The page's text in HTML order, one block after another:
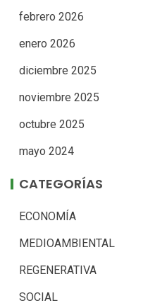
febrero 2026
enero 2026
diciembre 2025
noviembre 2025
octubre 2025
mayo 2024
CATEGORÍAS
ECONOMÍA
MEDIOAMBIENTAL
REGENERATIVA
SOCIAL